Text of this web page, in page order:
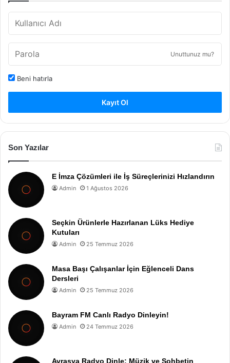
Unuttunuz mu?
Beni hatırla
Kayıt Ol
Son Yazılar
E İmza Çözümleri ile İş Süreçlerinizi Hızlandırın
Admin 1 Ağustos 2026
Seçkin Ürünlerle Hazırlanan Lüks Hediye
Kutuları
Admin 25 Temmuz 2026
Masa Başı Çalışanlar İçin Eğlenceli Dans
Dersleri
Admin 25 Temmuz 2026
Bayram FM Canlı Radyo Dinleyin!
Admin 24 Temmuz 2026
Avrasya Radyo Dinle: Müzik ve Sohbetin